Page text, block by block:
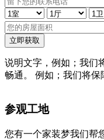
立即获取
说明文字，例如；我们
畅通。 例如；我们将
参观工地
您有一个家装梦我们帮